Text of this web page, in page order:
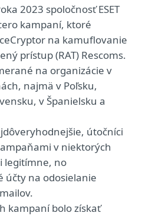
2023 spoločnosť ESET
kampaní, ktoré
na kamuflovanie
prístup (RAT) Rescoms.
na organizácie v
najmä v Poľsku,
v Španielsku a
útočníci
v niektorých
legitímne, no
účty na odosielanie
kampaní bolo získať